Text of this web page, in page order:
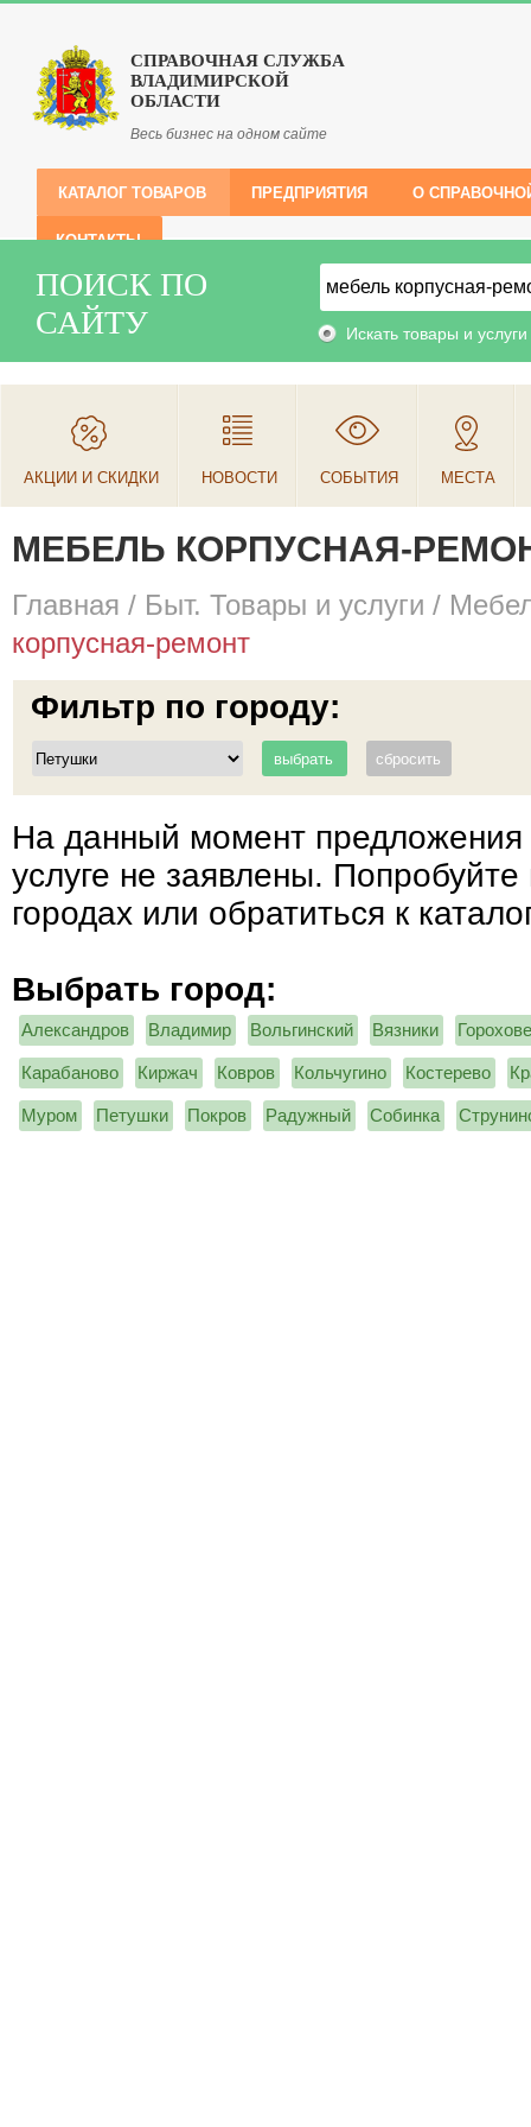
СПРАВОЧНАЯ СЛУЖБА
ВЛАДИМИРСКОЙ
ОБЛАСТИ
Весь бизнес на одном сайте
КАТАЛОГ ТОВАРОВ ПРЕДПРИЯТИЯ О
КОНТАКТЫ
ПОИСК ПО
САЙТУ
Искать товары и услуги
АКЦИИ И СКИДКИ НОВОСТИ СОБЫТИЯ МЕСТА
МЕБЕЛЬ КОРПУСНАЯ-
Главная / Быт. Товары и услуги /
корпусная-ремонт
Фильтр по городу:
На данный момент предложения
услуге не заявлены. Попробуйте
городах или обратиться к
Выбрать город:
Александров Владимир Вольгинский Вязники
Карабаново Киржач Ковров Кольчугино Костерево
Муром Петушки Покров Радужный Собинка